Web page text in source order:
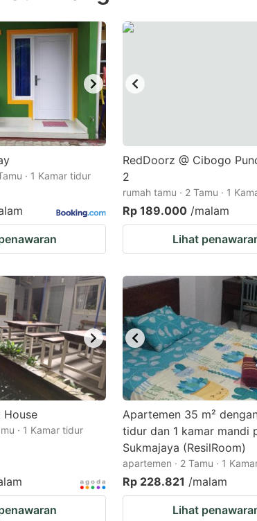
· 1 Kamar tidur
RedDoorz @ Cibogo
2
rumah tamu · 2 Tamu · 1
Rp 189.000 /malam
Lihat
House
· 1 Kamar tidur
Apartemen 35 m²
tidur dan 1 kamar mandi
Sukmajaya (ResilRoom)
apartemen · 2 Tamu · 1
Rp 228.821 /malam
Lihat